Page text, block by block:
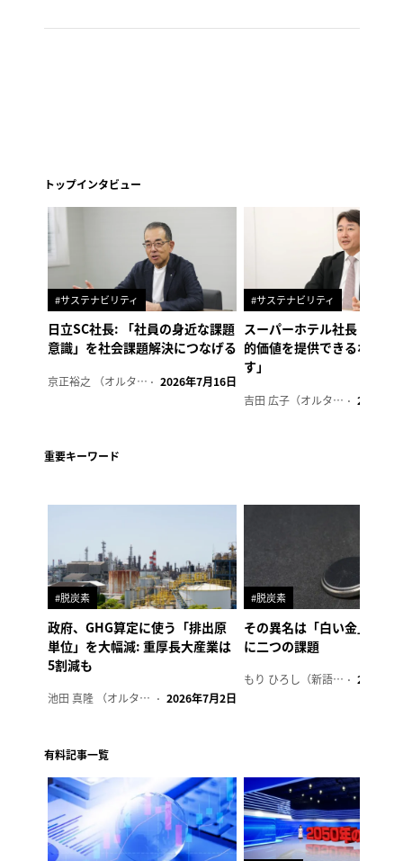
トップインタビュー
#サステナビリティ
日立SC社長: 「社員の身近な課題
意識」を社会課題解決につなげる
京正裕之 （オルタナ副編集長） 2026年7月16日
#サステナビリティ
スーパーホテル社長「地域
的価値を提供できるホテル
す」
吉田 広子（オルタナ輪番編集長） 2026年6
重要キーワード
#脱炭素
政府、GHG算定に使う「排出原
単位」を大幅減: 重厚長大産業は
5割減も
池田 真隆 （オルタナ輪番編集長） 2026年7月2日
#脱炭素
その異名は「白い金」、リ
に二つの課題
もり ひろし（新語ウォッチャー） 2023年7
有料記事一覧